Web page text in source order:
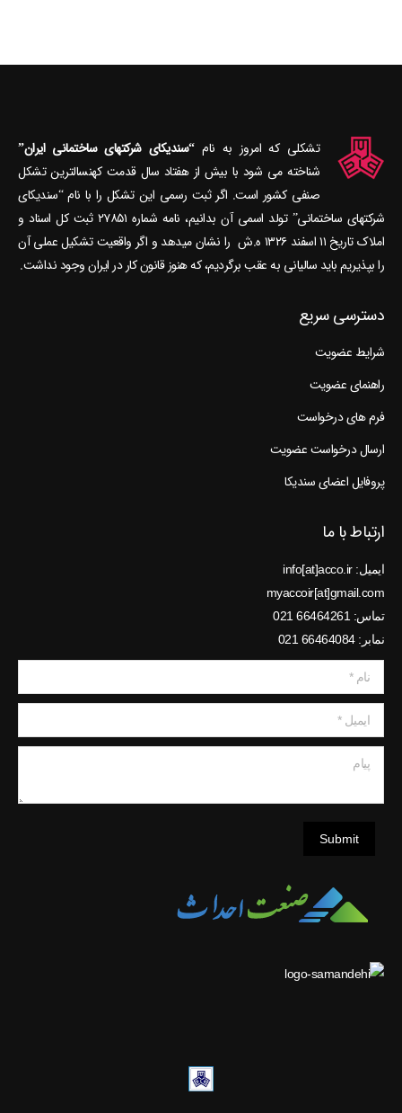
تشکلی که امروز به نام“سندیکای شرکتهای ساختمانی ایران”
شناخته می‎ شود با بیش از هفتاد سال قدمت کهنسال‎ترین تشکل
صنفی کشور است. اگر ثبت رسمی این تشکل را با نام “سندیکای
شرکتهای ساختمانی” تولد اسمی آن بدانیم، نامه شماره ۲۷۸۵۱ ثبت کل اسناد و
املاک تاریخ ۱۱ اسفند ۱۳۲۶ ه.ش را نشان می‎دهد و اگر واقعیت تشکیل عملی آن
را بپذیریم باید سالیانی به عقب برگردیم، که هنوز قانون کار در ایران وجود نداشت.
دسترسی سریع
شرایط عضویت
راهنمای عضویت
فرم های درخواست
ارسال درخواست عضویت
پروفایل اعضای سندیکا
ارتباط با ما
ایمیل: info[at]acco.ir
myaccoir[at]gmail.com
تماس: 66464261 021
نمابر: 66464084 021
نام *
ایمیل *
Submit